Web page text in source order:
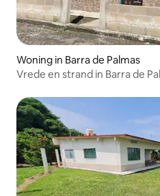
Woning in Barra de Palmas
Vrede en strand in Barra de